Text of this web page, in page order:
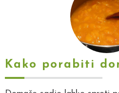
Kako porabiti